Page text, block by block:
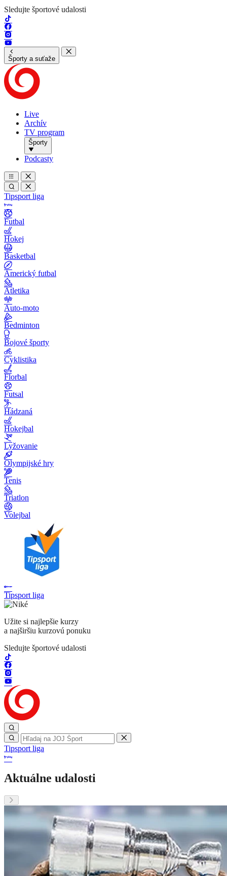
Sledujte športové udalosti
Športy a suťaže
Live
Archív
TV program
Športy
Podcasty
Tipsport liga
Futbal
Hokej
Basketbal
Americký futbal
Atletika
Auto-moto
Bedminton
Bojové športy
Cyklistika
Florbal
Futsal
Hádzaná
Hokejbal
Lyžovanie
Olympijské hry
Tenis
Triatlon
Volejbal
Tipsport liga
Užite si najlepšie kurzy
a najširšiu kurzovú ponuku
Sledujte športové udalosti
Tipsport liga
Aktuálne udalosti